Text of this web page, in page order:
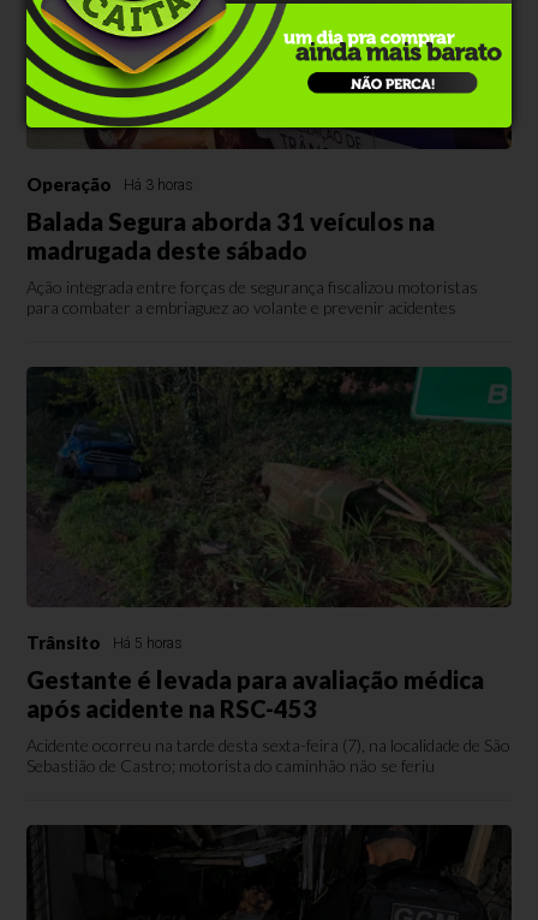
Operação Há 3 horas
Balada Segura aborda 31 veículos na
madrugada deste sábado
Ação integrada entre forças de segurança fiscalizou motoristas
para combater a embriaguez ao volante e prevenir acidentes
Trânsito Há 5 horas
Gestante é levada para avaliação médica
após acidente na RSC-453
Acidente ocorreu na tarde desta sexta-feira (7), na localidade de São
Sebastião de Castro; motorista do caminhão não se feriu